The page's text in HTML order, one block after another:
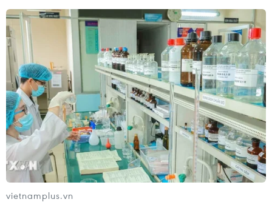
vietnamplus.vn